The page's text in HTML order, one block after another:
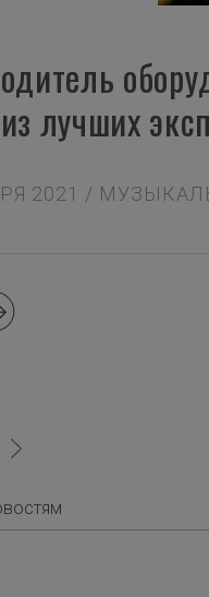
лучших
2021 /